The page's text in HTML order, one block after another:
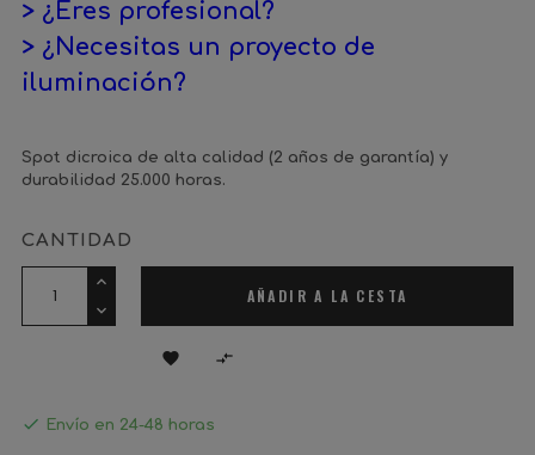
> ¿Eres profesional?
> ¿Necesitas un proyecto de
iluminación?
Spot dicroica de alta calidad (2 años de garantía) y
durabilidad 25.000 horas.
CANTIDAD
AÑADIR A LA CESTA
 
 Envío en 24-48 horas